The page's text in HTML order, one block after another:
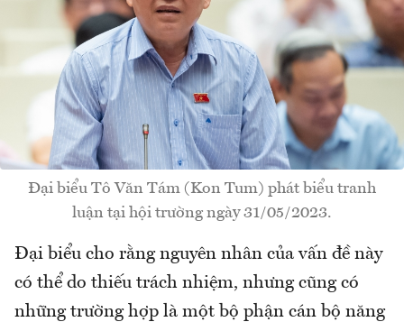
Đại biểu Tô Văn Tám (Kon Tum) phát biểu tranh
luận tại hội trường ngày 31/05/2023.
Đại biểu cho rằng nguyên nhân của vấn đề này
có thể do thiếu trách nhiệm, nhưng cũng có
những trường hợp là một bộ phận cán bộ năng